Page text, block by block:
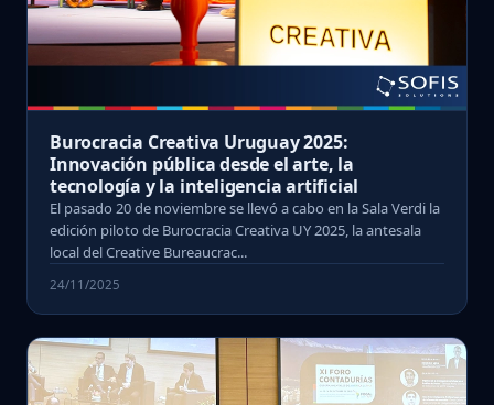
Burocracia Creativa Uruguay 2025:
Innovación pública desde el arte, la
tecnología y la inteligencia artificial
El pasado 20 de noviembre se llevó a cabo en la Sala Verdi la
edición piloto de Burocracia Creativa UY 2025, la antesala
local del Creative Bureaucrac...
24/11/2025